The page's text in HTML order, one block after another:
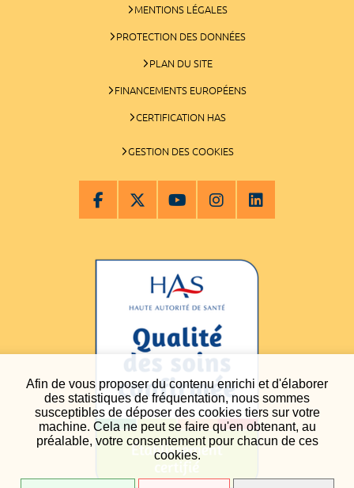
Afin de vous proposer du contenu enrichi et d'élaborer
des statistiques de fréquentation, nous sommes
susceptibles de déposer des cookies tiers sur votre
machine. Cela ne peut se faire qu'en obtenant, au
préalable, votre consentement pour chacun de ces
cookies.
MENTIONS LÉGALES
PROTECTION DES DONNÉES
PLAN DU SITE
FINANCEMENTS EUROPÉENS
CERTIFICATION HAS
GESTION DES COOKIES